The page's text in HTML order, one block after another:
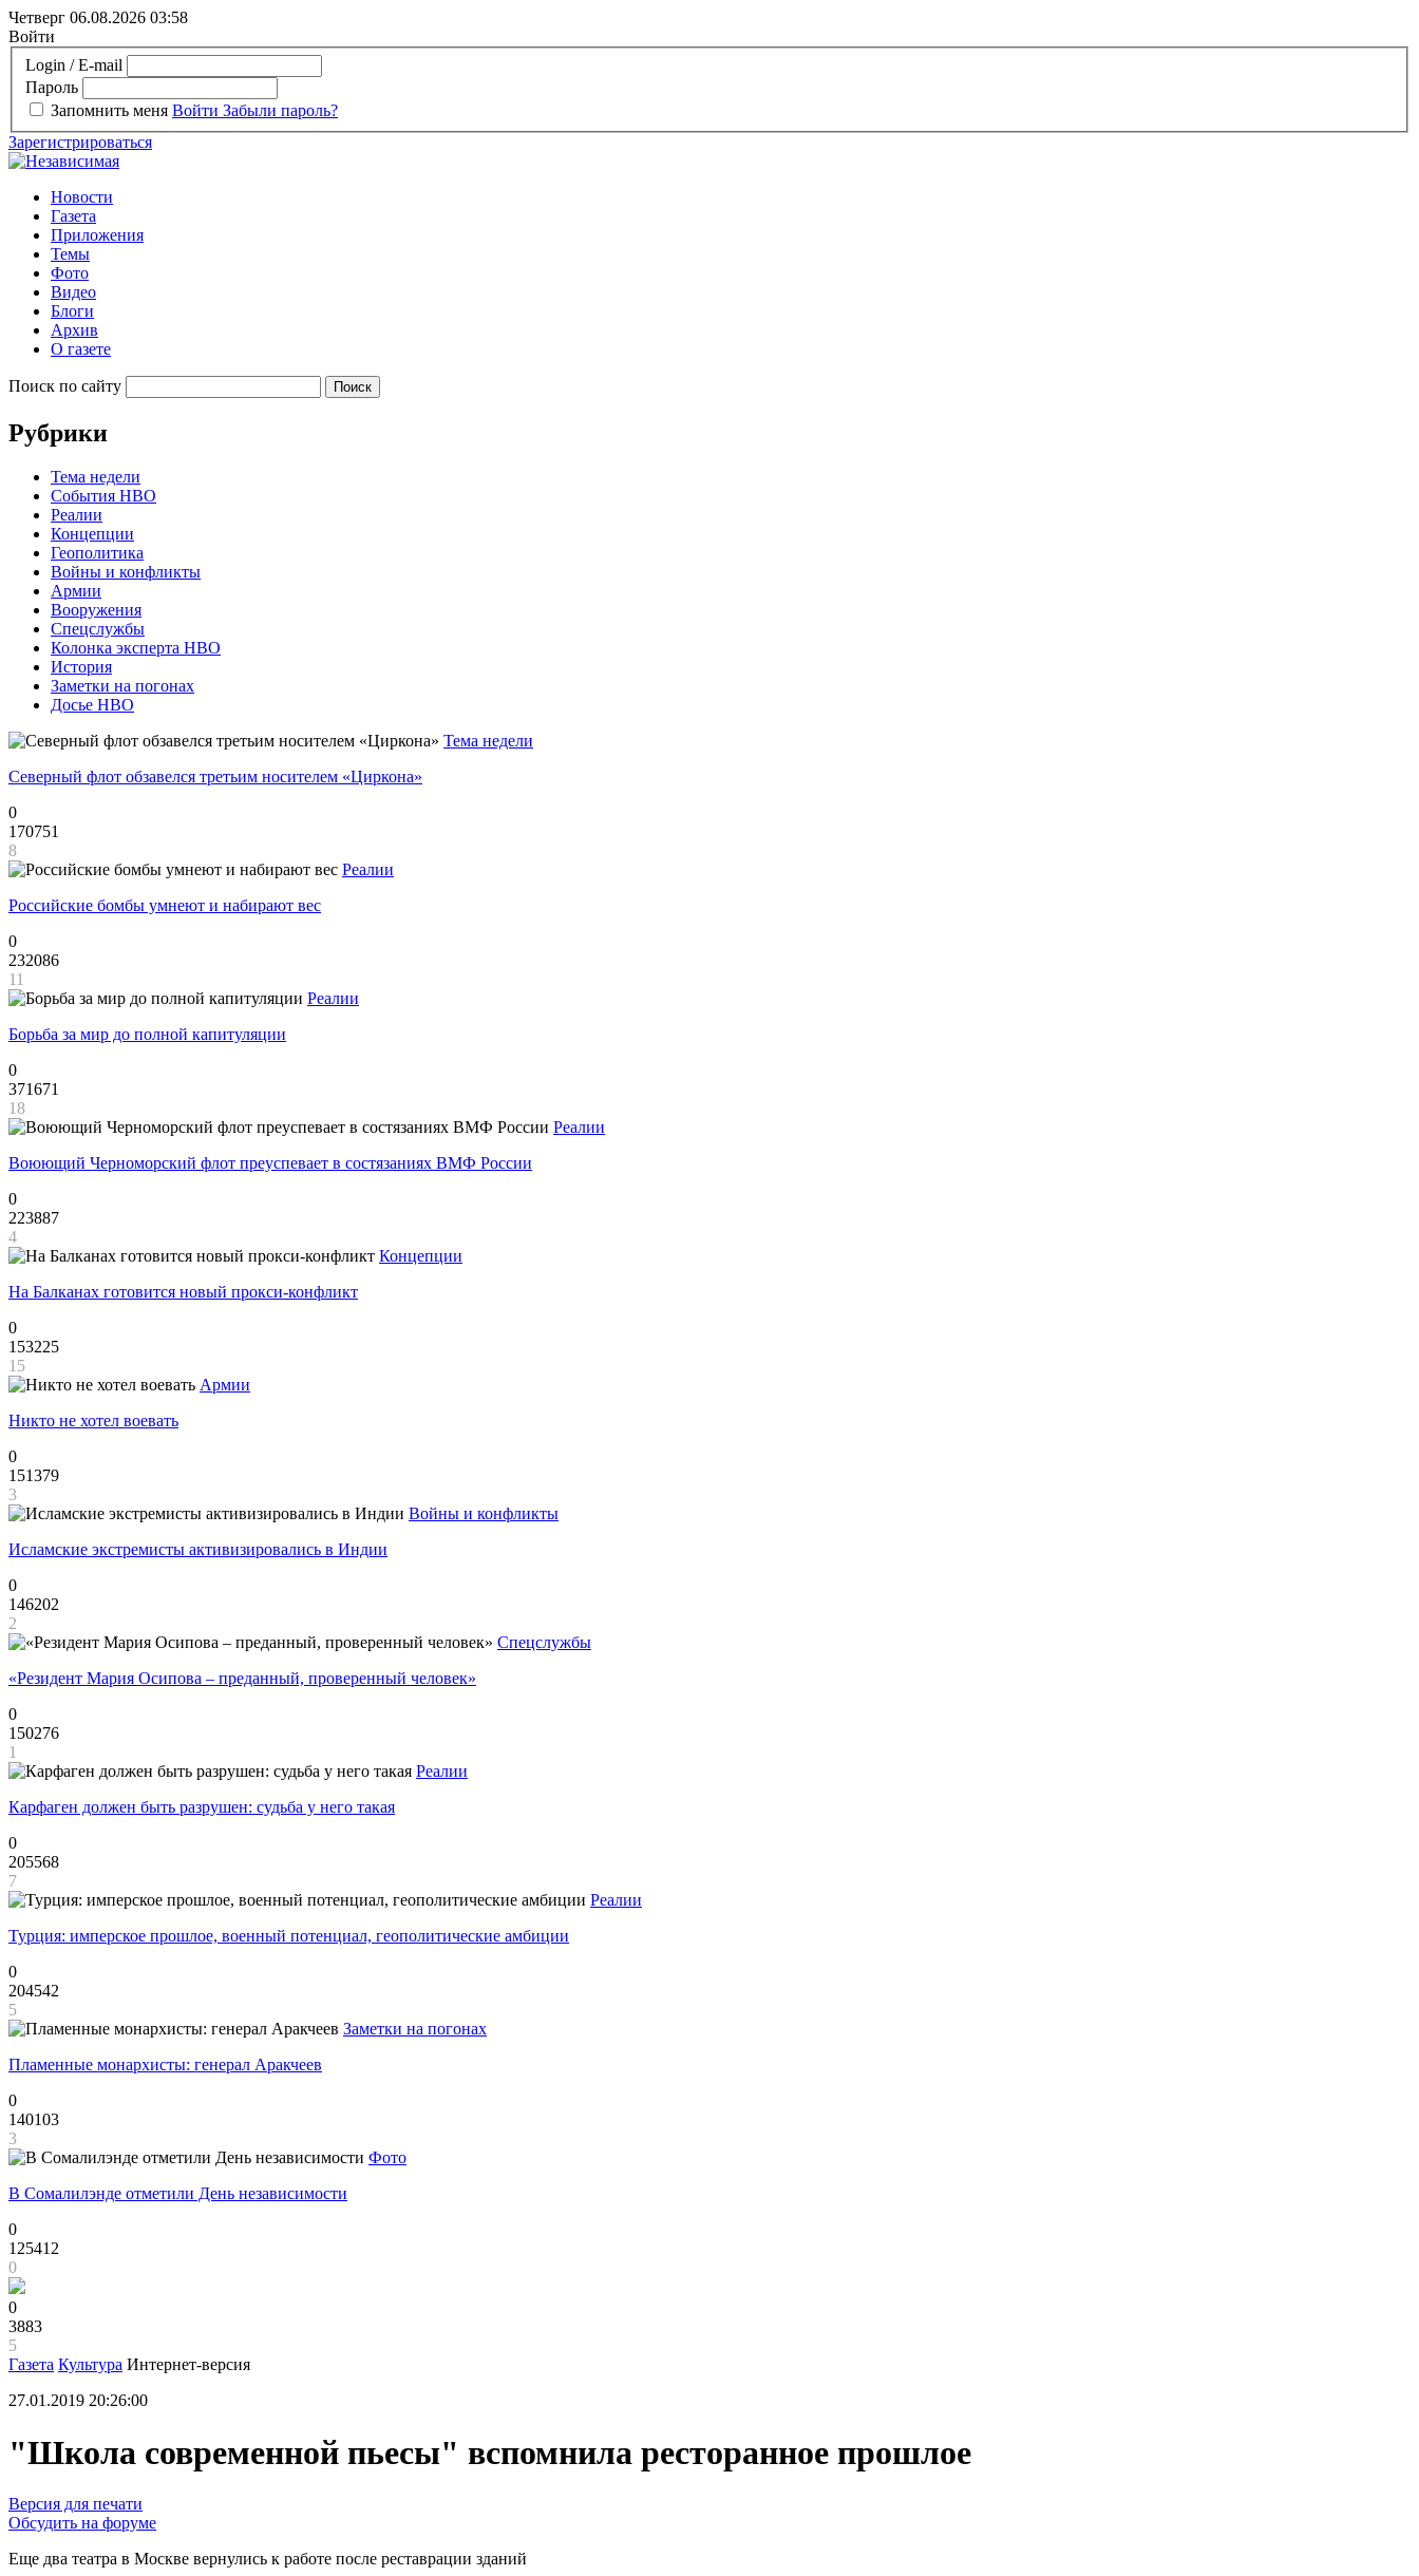
Четверг 06.08.2026 03:58
Войти
Login / E-mail
Пароль
Запомнить меня Войти Забыли пароль?
Зарегистрироваться
Новости
Газета
Приложения
Темы
Фото
Видео
Блоги
Архив
О газете
Поиск по сайту
Рубрики
Тема недели
События НВО
Реалии
Концепции
Геополитика
Войны и конфликты
Армии
Вооружения
Спецслужбы
Колонка эксперта НВО
История
Заметки на погонах
Досье НВО
Тема недели
Северный флот обзавелся третьим носителем «Циркона»
0
170751
8
Реалии
Российские бомбы умнеют и набирают вес
0
232086
11
Реалии
Борьба за мир до полной капитуляции
0
371671
18
Реалии
Воюющий Черноморский флот преуспевает в состязаниях ВМФ России
0
223887
4
Концепции
На Балканах готовится новый прокси-конфликт
0
153225
15
Армии
Никто не хотел воевать
0
151379
3
Войны и конфликты
Исламские экстремисты активизировались в Индии
0
146202
2
Спецслужбы
«Резидент Мария Осипова – преданный, проверенный человек»
0
150276
1
Реалии
Карфаген должен быть разрушен: судьба у него такая
0
205568
7
Реалии
Турция: имперское прошлое, военный потенциал, геополитические амбиции
0
204542
5
Заметки на погонах
Пламенные монархисты: генерал Аракчеев
0
140103
3
Фото
В Сомалилэнде отметили День независимости
0
125412
0
0
3883
5
Газета Культура Интернет-версия
27.01.2019 20:26:00
"Школа современной пьесы" вспомнила ресторанное прошлое
Версия для печати
Обсудить на форуме
Еще два театра в Москве вернулись к работе после реставрации зданий